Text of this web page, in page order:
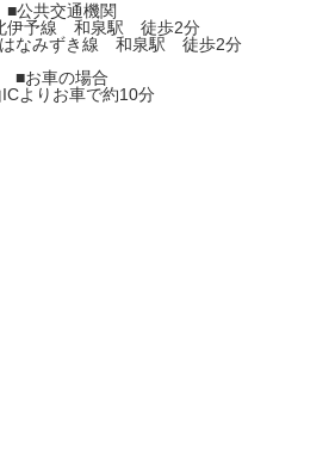
■公共交通機関
伊予線 和泉駅 徒歩2分
なみずき線 和泉駅 徒歩2分
■お車の場合
よりお車で約10分